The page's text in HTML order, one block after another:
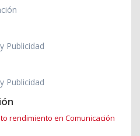
Publicidad
Publicidad
rendimiento en Comunicación